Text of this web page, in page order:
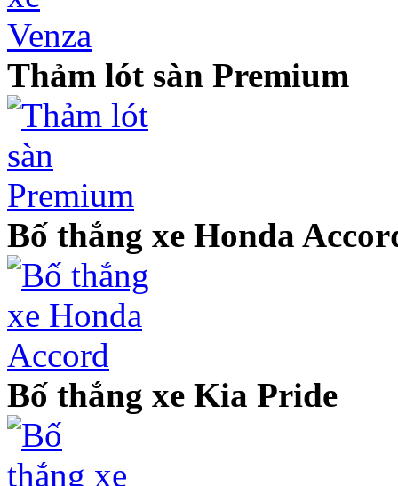
Thảm lót sàn Premium
Bố thắng xe Honda
Bố thắng xe Kia Pride